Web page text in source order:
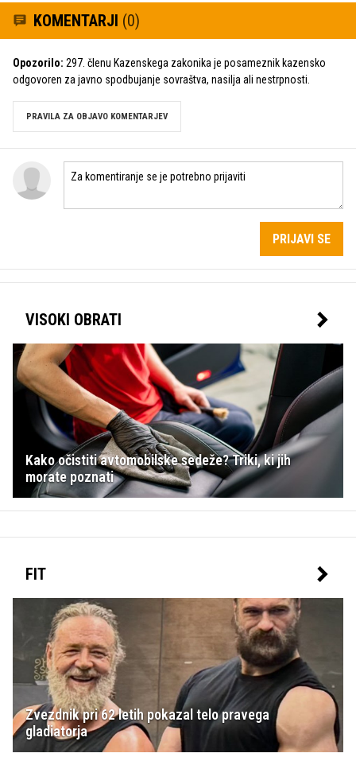
KOMENTARJI (0)
Opozorilo: 297. členu Kazenskega zakonika je posameznik kazensko
odgovoren za javno spodbujanje sovraštva, nasilja ali nestrpnosti.
PRAVILA ZA OBJAVO KOMENTARJEV
PRIJAVI SE
VISOKI OBRATI
Kako očistiti avtomobilske sedeže? Triki, ki jih
morate poznati
FIT
Zvezdnik pri 62 letih pokazal telo pravega
gladiatorja